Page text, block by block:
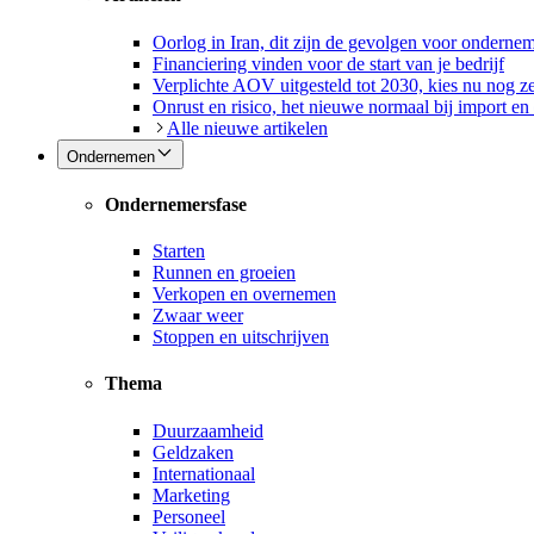
Oorlog in Iran, dit zijn de gevolgen voor
Financiering vinden voor de start van je bedrijf
Verplichte AOV uitgesteld tot 2030, kies nu nog
Onrust en risico, het nieuwe normaal bij import en
Alle nieuwe artikelen
Ondernemen
Ondernemersfase
Starten
Runnen en groeien
Verkopen en overnemen
Zwaar weer
Stoppen en uitschrijven
Thema
Duurzaamheid
Geldzaken
Internationaal
Marketing
Personeel